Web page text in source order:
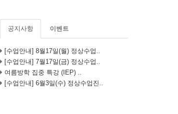
공지사항 이벤트
[수업안내] 8월17일(월) 정상수업..
[수업안내] 7월17일(금) 정상수업..
여름방학 집중 특강 (IEP) ..
[수업안내] 6월3일(수) 정상수업진..